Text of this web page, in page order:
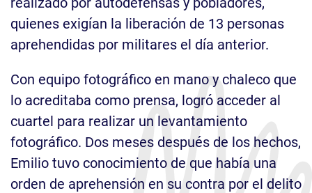
quienes exigían la liberación de 13 personas
aprehendidas por militares el día anterior.
Con equipo fotográfico en mano y chaleco que
lo acreditaba como prensa, logró acceder al
cuartel para realizar un levantamiento
fotográfico. Dos meses después de los hechos,
Emilio tuvo conocimiento de que había una
orden de aprehensión en su contra por el delito